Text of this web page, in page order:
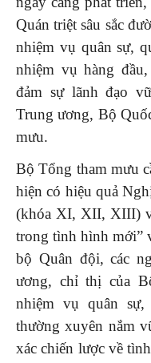
Quán triệt sâu sắc
nhiệm vụ quân sự,
nhiệm vụ hàng
đảm sự lãnh đạo
Trung ương, Bộ
mưu.
Bộ Tổng tham mưu
hiện có hiệu quả
(khóa XI, XII, XIII)
trong tình hình mới”
bộ Quân đội, các
ương, chỉ thị của
nhiệm vụ quân
thường xuyên nắm
xác chiến lược về